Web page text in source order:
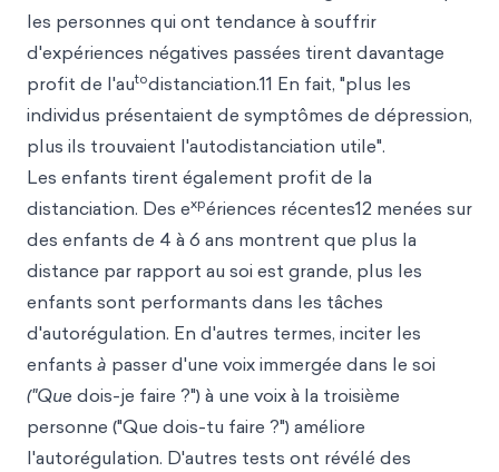
les personnes qui ont tendance à souffrir
d'expériences négatives passées tirent davantage
profit de l'autodistanciation.11 En fait, "plus les
individus présentaient de symptômes de dépression,
plus ils trouvaient l'autodistanciation utile".
Les enfants tirent également profit de la
distanciation. Des expériences récentes12 menées sur
des enfants de 4 à 6 ans montrent que plus la
distance par rapport au soi est grande, plus les
enfants sont performants dans les tâches
d'autorégulation. En d'autres termes, inciter les
enfants à passer d'une voix immergée dans le soi
("Que dois-je faire ?") à une voix à la troisième
personne ("Que dois-tu faire ?") améliore
l'autorégulation. D'autres tests ont révélé des